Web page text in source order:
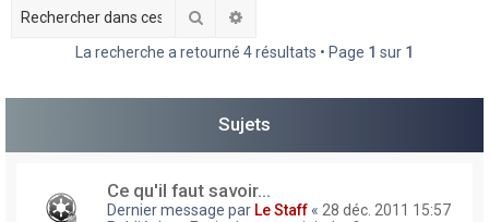
e
Rechercher
La recherche a retourné 4 résultats • Page 1 sur 1
Sujets
Ce qu'il faut savoir...
Dernier message par Le Staff « 28 déc. 2011 15:57